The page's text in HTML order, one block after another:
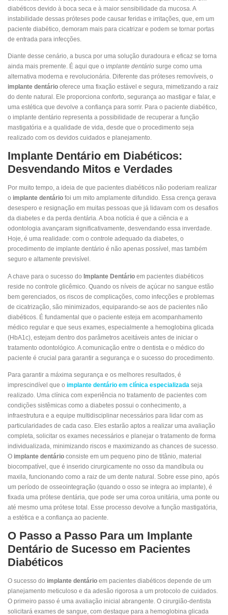
diabéticos devido à boca seca e à maior sensibilidade da mucosa. A
instabilidade dessas próteses pode causar feridas e irritações, que, em um
paciente diabético, demoram mais para cicatrizar e podem se tornar portas
de entrada para infecções.
Diante desse cenário, a busca por uma solução duradoura e eficaz se torna
ainda mais premente. É aqui que o implante dentário surge como uma
alternativa moderna e revolucionária. Diferente das próteses removíveis, o
implante dentário oferece uma fixação estável e segura, mimetizando a raiz
do dente natural. Ele proporciona conforto, segurança ao mastigar e falar, e
uma estética que devolve a confiança para sorrir. Para o paciente diabético,
o implante dentário representa a possibilidade de recuperar a função
mastigatória e a qualidade de vida, desde que o procedimento seja
realizado com os devidos cuidados e planejamento.
Implante Dentário em Diabéticos:
Desvendando Mitos e Verdades
Por muito tempo, a ideia de que pacientes diabéticos não poderiam realizar
o implante dentário foi um mito amplamente difundido. Essa crença gerava
desespero e resignação em muitas pessoas que já lidavam com os desafios
da diabetes e da perda dentária. A boa notícia é que a ciência e a
odontologia avançaram significativamente, desvendando essa inverdade.
Hoje, é uma realidade: com o controle adequado da diabetes, o
procedimento de implante dentário é não apenas possível, mas também
seguro e altamente previsível.
A chave para o sucesso do Implante Dentário em pacientes diabéticos
reside no controle glicêmico. Quando os níveis de açúcar no sangue estão
bem gerenciados, os riscos de complicações, como infecções e problemas
de cicatrização, são minimizados, equiparando-se aos de pacientes não
diabéticos. É fundamental que o paciente esteja em acompanhamento
médico regular e que seus exames, especialmente a hemoglobina glicada
(HbA1c), estejam dentro dos parâmetros aceitáveis antes de iniciar o
tratamento odontológico. A comunicação entre o dentista e o médico do
paciente é crucial para garantir a segurança e o sucesso do procedimento.
Para garantir a máxima segurança e os melhores resultados, é
imprescindível que o implante dentário em clínica especializada seja
realizado. Uma clínica com experiência no tratamento de pacientes com
condições sistêmicas como a diabetes possui o conhecimento, a
infraestrutura e a equipe multidisciplinar necessários para lidar com as
particularidades de cada caso. Eles estarão aptos a realizar uma avaliação
completa, solicitar os exames necessários e planejar o tratamento de forma
individualizada, minimizando riscos e maximizando as chances de sucesso.
O implante dentário consiste em um pequeno pino de titânio, material
biocompatível, que é inserido cirurgicamente no osso da mandíbula ou
maxila, funcionando como a raiz de um dente natural. Sobre esse pino, após
um período de osseointegração (quando o osso se integra ao implante), é
fixada uma prótese dentária, que pode ser uma coroa unitária, uma ponte ou
até mesmo uma prótese total. Esse processo devolve a função mastigatória,
a estética e a confiança ao paciente.
O Passo a Passo Para um Implante
Dentário de Sucesso em Pacientes
Diabéticos
O sucesso do implante dentário em pacientes diabéticos depende de um
planejamento meticuloso e da adesão rigorosa a um protocolo de cuidados.
O primeiro passo é uma avaliação inicial abrangente. O cirurgião-dentista
solicitará exames de sangue, com destaque para a hemoglobina glicada